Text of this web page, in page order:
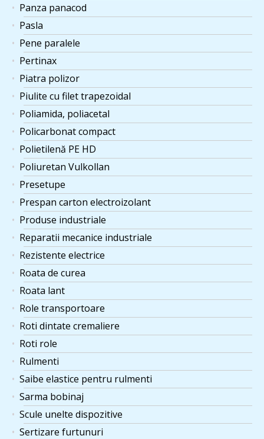
Panza panacod
Pasla
Pene paralele
Pertinax
Piatra polizor
Piulite cu filet trapezoidal
Poliamida, poliacetal
Policarbonat compact
Polietilenă PE HD
Poliuretan Vulkollan
Presetupe
Prespan carton electroizolant
Produse industriale
Reparatii mecanice industriale
Rezistente electrice
Roata de curea
Roata lant
Role transportoare
Roti dintate cremaliere
Roti role
Rulmenti
Saibe elastice pentru rulmenti
Sarma bobinaj
Scule unelte dispozitive
Sertizare furtunuri